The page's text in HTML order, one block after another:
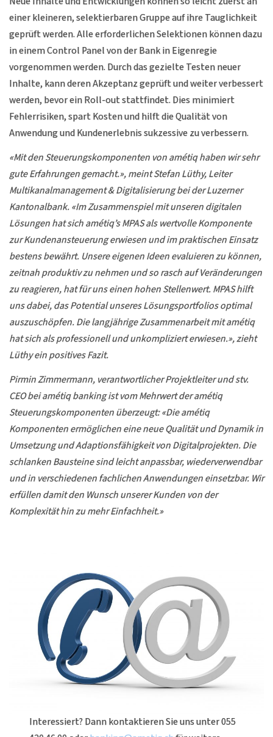
einer kleineren, selektierbaren Gruppe auf ihre Tauglichkeit
geprüft werden. Alle erforderlichen Selektionen können dazu
in einem Control Panel von der Bank in Eigenregie
vorgenommen werden. Durch das gezielte Testen neuer
Inhalte, kann deren Akzeptanz geprüft und weiter verbessert
werden, bevor ein Roll-out stattfindet. Dies minimiert
Fehlerrisiken, spart Kosten und hilft die Qualität von
Anwendung und Kundenerlebnis sukzessive zu verbessern.
«Mit den Steuerungskomponenten von amétiq haben wir sehr
gute Erfahrungen gemacht.», meint Stefan Lüthy, Leiter
Multikanalmanagement & Digitalisierung bei der Luzerner
Kantonalbank. «Im Zusammenspiel mit unseren digitalen
Lösungen hat sich amétiq’s MPAS als wertvolle Komponente
zur Kundenansteuerung erwiesen und im praktischen Einsatz
bestens bewährt. Unsere eigenen Ideen evaluieren zu können,
zeitnah produktiv zu nehmen und so rasch auf Veränderungen
zu reagieren, hat für uns einen hohen Stellenwert. MPAS hilft
uns dabei, das Potential unseres Lösungsportfolios optimal
auszuschöpfen. Die langjährige Zusammenarbeit mit amétiq
hat sich als professionell und unkompliziert erwiesen.», zieht
Lüthy ein positives Fazit.
Pirmin Zimmermann, verantwortlicher Projektleiter und stv.
CEO bei amétiq banking ist vom Mehrwert der amétiq
Steuerungskomponenten überzeugt: «Die amétiq
Komponenten ermöglichen eine neue Qualität und Dynamik in
Umsetzung und Adaptionsfähigkeit von Digitalprojekten. Die
schlanken Bausteine sind leicht anpassbar, wiederverwendbar
und in verschiedenen fachlichen Anwendungen einsetzbar. Wir
erfüllen damit den Wunsch unserer Kunden von der
Komplexität hin zu mehr Einfachheit.»
Interessiert? Dann kontaktieren Sie uns unter 055